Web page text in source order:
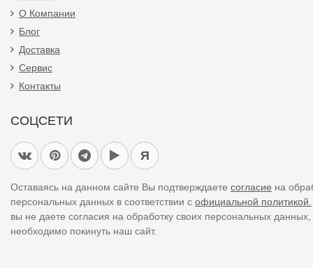
О Компании
Блог
Доставка
Сервис
Контакты
СОЦСЕТИ
Я
Оставаясь на данном сайте Вы подтверждаете согласие на
персональных данных в соответствии с официальной политикой.
вы не даете согласия на обработку своих персональных
необходимо покинуть наш сайт.